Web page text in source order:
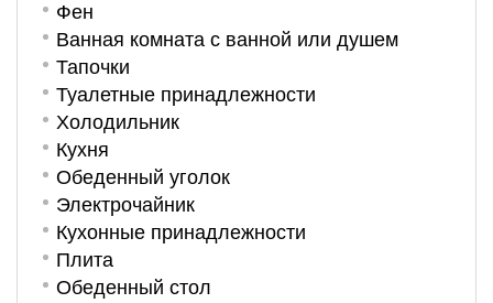
Фен
Ванная комната с ванной или душем
Тапочки
Туалетные принадлежности
Холодильник
Кухня
Обеденный уголок
Электрочайник
Кухонные принадлежности
Плита
Обеденный стол